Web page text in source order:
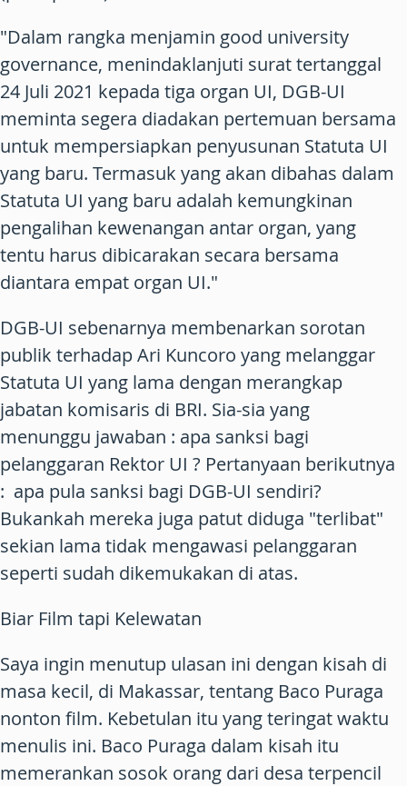
"Dalam rangka menjamin good university
governance, menindaklanjuti surat tertanggal
24 Juli 2021 kepada tiga organ UI, DGB-UI
meminta segera diadakan pertemuan bersama
untuk mempersiapkan penyusunan Statuta UI
yang baru. Termasuk yang akan dibahas dalam
Statuta UI yang baru adalah kemungkinan
pengalihan kewenangan antar organ, yang
tentu harus dibicarakan secara bersama
diantara empat organ UI."
DGB-UI sebenarnya membenarkan sorotan
publik terhadap Ari Kuncoro yang melanggar
Statuta UI yang lama dengan merangkap
jabatan komisaris di BRI. Sia-sia yang
menunggu jawaban : apa sanksi bagi
pelanggaran Rektor UI ? Pertanyaan berikutnya
: apa pula sanksi bagi DGB-UI sendiri?
Bukankah mereka juga patut diduga "terlibat"
sekian lama tidak mengawasi pelanggaran
seperti sudah dikemukakan di atas.
Biar Film tapi Kelewatan
Saya ingin menutup ulasan ini dengan kisah di
masa kecil, di Makassar, tentang Baco Puraga
nonton film. Kebetulan itu yang teringat waktu
menulis ini. Baco Puraga dalam kisah itu
memerankan sosok orang dari desa terpencil